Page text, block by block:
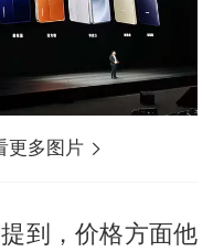
更多图片
到，价格方面他